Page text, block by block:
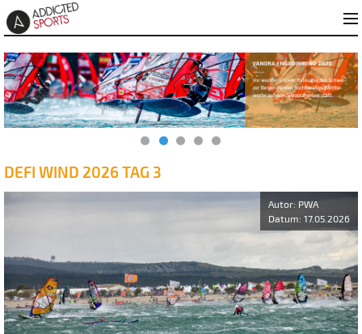
DEFI WIND 2026 TAG 3
Autor: PWA
Datum: 17.05.2026